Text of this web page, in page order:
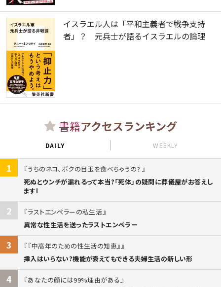
イスラエル人は「平和主義者で戦争支持
者」？ 元兵士が語るイスラエルの論理
書籍アクセスランキング
DAILY WEEKLY
1
うちのネコ、ボクの目玉を食べちゃうの?
死ぬとウンチが漏れるって本当?「死体」の疑問に葬儀屋がお答えし
ます!
2
ラストエンペラーの私生活
異常な性生活を送ったラストエンペラー
3
『中高年のための性生活の知恵』
挿入はいらない?機能が衰えてもできる夫婦生活の新しい形
4
あなたの顔には99%理由がある